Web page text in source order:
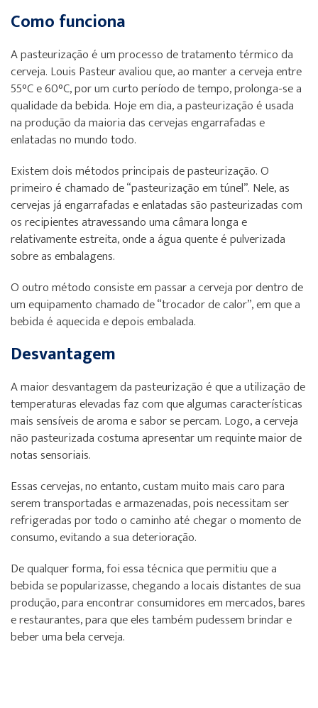
Como funciona
A pasteurização é um processo de tratamento térmico da
cerveja. Louis Pasteur avaliou que, ao manter a cerveja entre
55°C e 60°C, por um curto período de tempo, prolonga-se a
qualidade da bebida. Hoje em dia, a pasteurização é usada
na produção da maioria das cervejas engarrafadas e
enlatadas no mundo todo.
Existem dois métodos principais de pasteurização. O
primeiro é chamado de “pasteurização em túnel”. Nele, as
cervejas já engarrafadas e enlatadas são pasteurizadas com
os recipientes atravessando uma câmara longa e
relativamente estreita, onde a água quente é pulverizada
sobre as embalagens.
O outro método consiste em passar a cerveja por dentro de
um equipamento chamado de “trocador de calor”, em que a
bebida é aquecida e depois embalada.
Desvantagem
A maior desvantagem da pasteurização é que a utilização de
temperaturas elevadas faz com que algumas características
mais sensíveis de aroma e sabor se percam. Logo, a cerveja
não pasteurizada costuma apresentar um requinte maior de
notas sensoriais.
Essas cervejas, no entanto, custam muito mais caro para
serem transportadas e armazenadas, pois necessitam ser
refrigeradas por todo o caminho até chegar o momento de
consumo, evitando a sua deterioração.
De qualquer forma, foi essa técnica que permitiu que a
bebida se popularizasse, chegando a locais distantes de sua
produção, para encontrar consumidores em mercados, bares
e restaurantes, para que eles também pudessem brindar e
beber uma bela cerveja.